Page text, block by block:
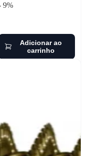
9%
Adicionar ao
carrinho